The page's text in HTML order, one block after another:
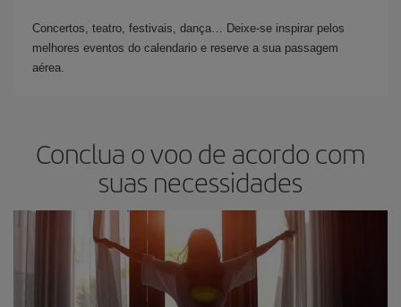
Concertos, teatro, festivais, dança… Deixe-se inspirar pelos
melhores eventos do calendario e reserve a sua passagem
aérea.
Conclua o voo de acordo com
suas necessidades